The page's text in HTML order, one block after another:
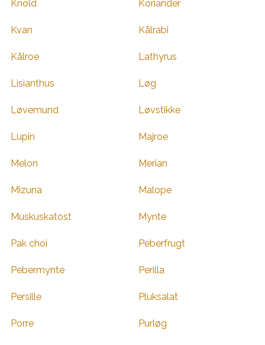
Knold Koriander
Kvan Kålrabi
Kålroe Lathyrus
Lisianthus Løg
Løvemund Løvstikke
Lupin Majroe
Melon Merian
Mizuna Malope
Muskuskatost Mynte
Pak choi Peberfrugt
Pebermynte Perilla
Persille Pluksalat
Porre Purløg